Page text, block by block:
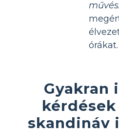
órákat.
Gyakran
kérdések
skandináv